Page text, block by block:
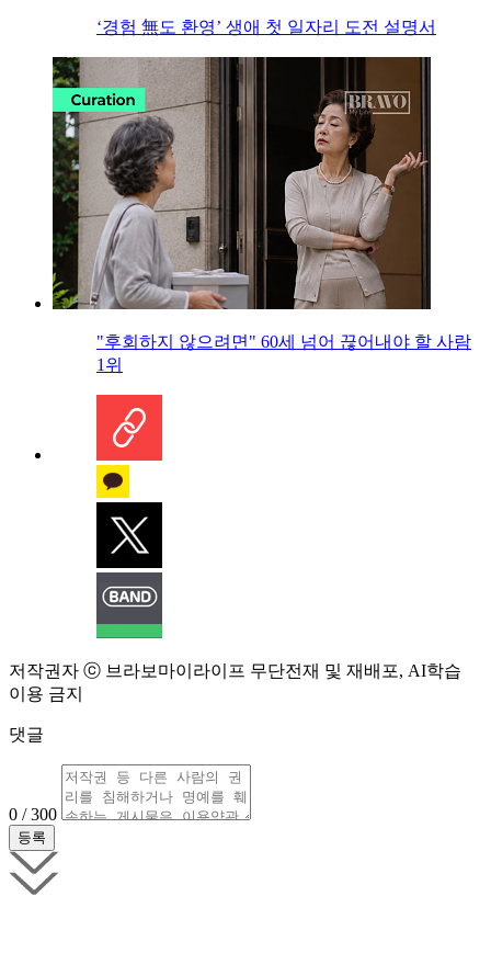
‘경험 無도 환영’ 생애 첫 일자리 도전 설명서
"후회하지 않으려면" 60세 넘어 끊어내야 할 사람
1위
저작권자 ⓒ 브라보마이라이프 무단전재 및 재배포, AI학습
이용 금지
댓글
0 / 300